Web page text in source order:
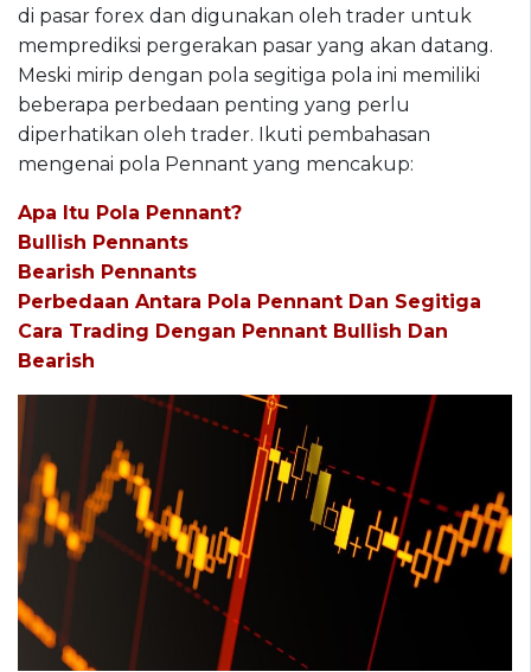
di pasar forex dan digunakan oleh trader untuk
memprediksi pergerakan pasar yang akan datang.
Meski mirip dengan pola segitiga pola ini memiliki
beberapa perbedaan penting yang perlu
diperhatikan oleh trader. Ikuti pembahasan
mengenai pola Pennant yang mencakup:
Apa Itu Pola Pennant?
Bullish Pennants
Bearish Pennants
Perbedaan Antara Pola Pennant Dan Segitiga
Cara Trading Dengan Pennant Bullish Dan
Bearish